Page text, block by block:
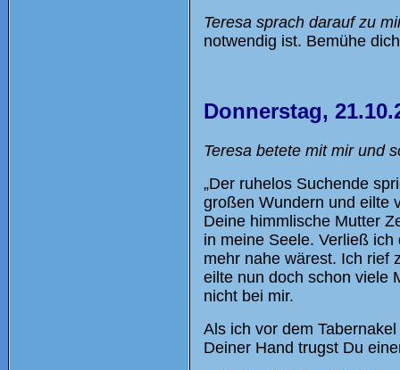
Teresa sprach darauf zu
notwendig ist. Bemühe
Donnerstag,
Teresa betete mit mir und
„Der ruhelos Suchende
großen Wundern und eilte
Deine himmlische Mutter
in meine Seele. Verließ
mehr nahe wärest. Ich rief
eilte nun doch schon viele
nicht bei mir.
Als ich vor dem
Deiner Hand trugst Du